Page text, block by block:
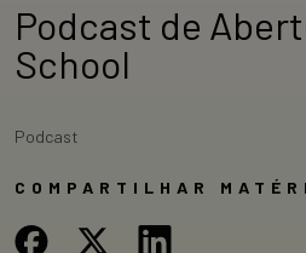
Podcast de
School
Podcast
COMPARTILHAR